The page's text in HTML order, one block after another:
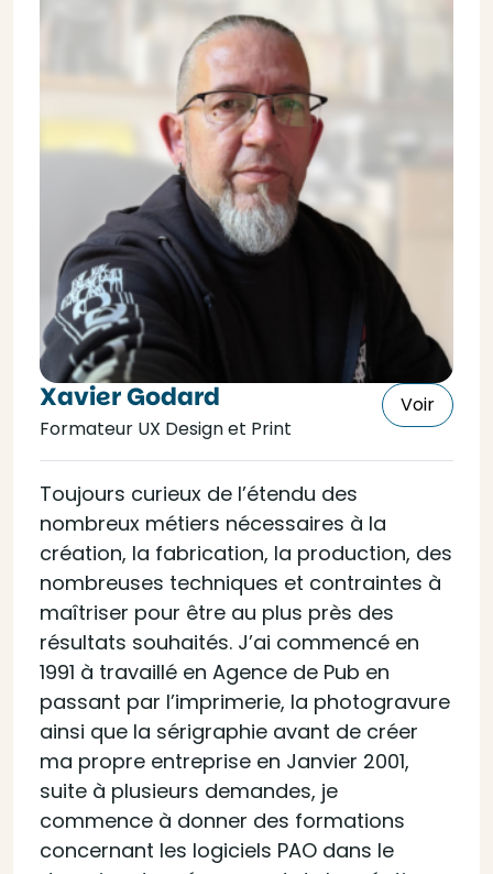
Xavier Godard
Formateur UX Design et Print
Voir
Toujours curieux de l’étendu des
nombreux métiers nécessaires à la
création, la fabrication, la production, des
nombreuses techniques et contraintes à
maîtriser pour être au plus près des
résultats souhaités. J’ai commencé en
1991 à travaillé en Agence de Pub en
passant par l’imprimerie, la photogravure
ainsi que la sérigraphie avant de créer
ma propre entreprise en Janvier 2001,
suite à plusieurs demandes, je
commence à donner des formations
concernant les logiciels PAO dans le